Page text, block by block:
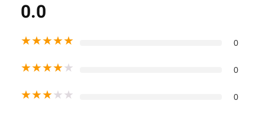
0.0
★★★★★ 0
★★★★★ 0
★★★★★ 0